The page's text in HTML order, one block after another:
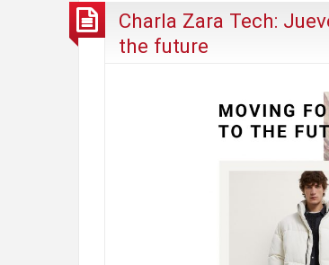
Charla Zara Tech:
the future